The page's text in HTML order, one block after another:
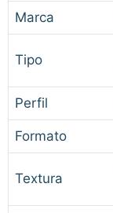
Marca
Tipo
Perfil
Formato
Textura